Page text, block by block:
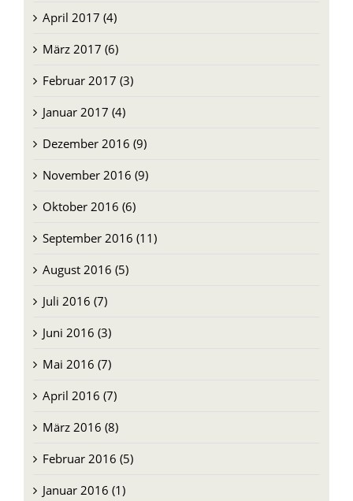
April 2017 (4)
März 2017 (6)
Februar 2017 (3)
Januar 2017 (4)
Dezember 2016 (9)
November 2016 (9)
Oktober 2016 (6)
September 2016 (11)
August 2016 (5)
Juli 2016 (7)
Juni 2016 (3)
Mai 2016 (7)
April 2016 (7)
März 2016 (8)
Februar 2016 (5)
Januar 2016 (1)